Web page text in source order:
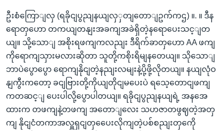
ဦးစံကြောျလှ (ရခိုငျပွညျနယျလှှတျတောျဥက်ကဌ) ။. ။ ဒီန
ရောတှဟော တကယျတနျးအခကျအခဲရှိတဲ့နရောပေးသင့ျတ
ယျ။ သို့သောျ အစိုးရဖကျကလညျး ဒီရိက်ခာတှဟော AA ဖကျ
ကိုရောကျသှားမလားဆိုတာ သူတို့ကစိုးရိမျနတေယျ။ သိုသောျ
ဘာပဲပွောပွော ရောကျနိုငျတဲ့နညျးလမျးနဲ့ပို့ဖို့လိုတယျ။ နယျလုံဝ
နျကွီးကတော့ ခငျဗြားတို့ကိုယျတိုငျမပေးပဲ ရသေ့တောငျဖကျ
ကတဆင့ျ ပေးပါလို့ပွောပါတယျ။ ရခိုငျပွညျနယျရဲ့ အနအေ
ထားက တဖကျနဲ့တဖကျ အတောျလေး သဟဇာတဖွဈတဲ့အတှ
ကျ နိုငျငံတကာအလှူရှငျတှပေေးလိုကျတဲ့ပစ်စညျးတှကေို